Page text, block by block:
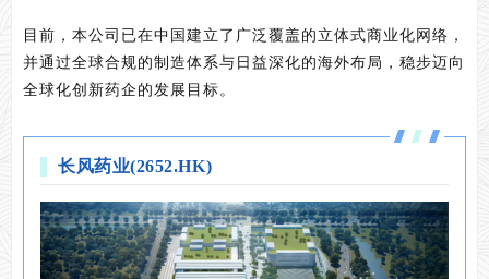
目前，本公司已在中国建立了广泛覆盖的立体式商业化网络，
并通过全球合规的制造体系与日益深化的海外布局，稳步迈向
全球化创新药企的发展目标。
长风药业(2652.HK)